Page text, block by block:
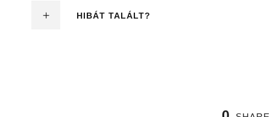
HIBÁT TALÁLT?